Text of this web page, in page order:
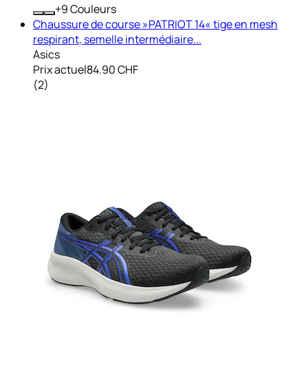
+ Couleurs
Chaussure de course »PATRIOT 14« tige en mesh
respirant, semelle intermédiaire...
Asics
Prix actuel84.90 CHF
(2)